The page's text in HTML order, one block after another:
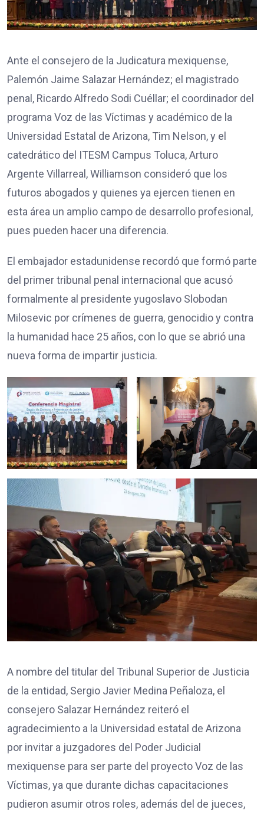
Ante el consejero de la Judicatura mexiquense,
Palemón Jaime Salazar Hernández; el magistrado
penal, Ricardo Alfredo Sodi Cuéllar; el coordinador del
programa Voz de las Víctimas y académico de la
Universidad Estatal de Arizona, Tim Nelson, y el
catedrático del ITESM Campus Toluca, Arturo
Argente Villarreal, Williamson consideró que los
futuros abogados y quienes ya ejercen tienen en
esta área un amplio campo de desarrollo profesional,
pues pueden hacer una diferencia.
El embajador estadunidense recordó que formó parte
del primer tribunal penal internacional que acusó
formalmente al presidente yugoslavo Slobodan
Milosevic por crímenes de guerra, genocidio y contra
la humanidad hace 25 años, con lo que se abrió una
nueva forma de impartir justicia.
A nombre del titular del Tribunal Superior de Justicia
de la entidad, Sergio Javier Medina Peñaloza, el
consejero Salazar Hernández reiteró el
agradecimiento a la Universidad estatal de Arizona
por invitar a juzgadores del Poder Judicial
mexiquense para ser parte del proyecto Voz de las
Víctimas, ya que durante dichas capacitaciones
pudieron asumir otros roles, además del de jueces,